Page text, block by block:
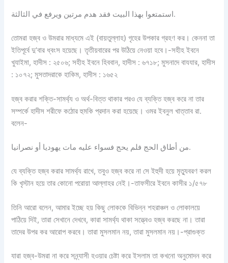
استمتعوا بهذا البيت فقد هدم مرتين ويرفع في الثالثة.
তোমরা হজ্ব ও উমরার মাধ্যমে এই (বায়তুল্লাহ) গৃহের উপকার গ্রহণ কর। কেননা তা
ইতিপূর্বে দু’বার ধ্বংস হয়েছে। তৃতীয়বারের পর উঠিয়ে নেওয়া হবে।-সহীহ ইবনে
খুযাইমা, হাদীস : ২৫০৬; সহীহ ইবনে হিববান, হাদীস : ৬৭১৮; মুসনাদে বাযযার, হাদীস
: ১০৭২; মুসতাদরাকে হাকিম, হাদীস : ১৬৫২
হজ্ব করার শক্তি-সামর্থ্য ও অর্থ-বিত্ত থাকার পরও যে ব্যক্তি হজ্ব করে না তার
সম্পর্কে হাদীস শরীফে কঠোর হুমকি প্রদান করা হয়েছে। ওমর ইবনুল খাত্তাব রা.
বলেন-
من أطاق الحج فلم يحج فسواء عليه مات يهوديا أو نصرانيا.
যে ব্যক্তি হজ্ব করার সামর্থ্য রাখে, তবুও হজ্ব করে না সে ইহুদী হয়ে মৃত্যুবরণ করল
কি খৃস্টান হয়ে তার কোনো পরোয়া আল্লাহর নেই।-তাফসীরে ইবনে কাসীর ১/৫৭৮
তিনি আরো বলেন, আমার ইচ্ছে হয় কিছু লোককে বিভিন্ন শহরাঞ্চল ও লোকালয়ে
পাঠিয়ে দিই, তারা সেখানে দেখবে, কারা সামর্থ্য থাকা সত্ত্বেও হজ্ব করছে না। তারা
তাদের উপর কর আরোপ করবে। তারা মুসলমান নয়, তারা মুসলমান নয়।-প্রাগুক্ত
যারা হজ্ব-উমরা না করে সন্ন্যাসী হওয়ার চেষ্টা করে ইসলাম তা কখনো অনুমোদন করে